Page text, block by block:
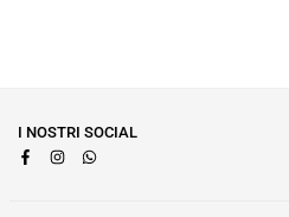
I NOSTRI SOCIAL
Facebook
InstagramWhatsapp